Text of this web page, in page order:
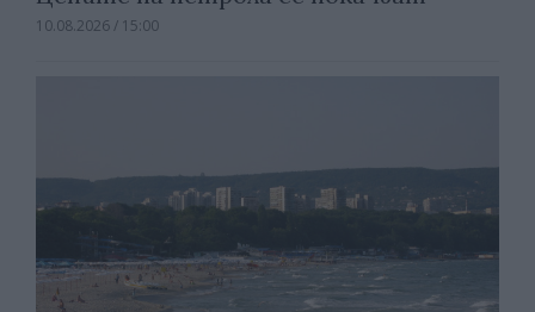
10.08.2026 / 15:00